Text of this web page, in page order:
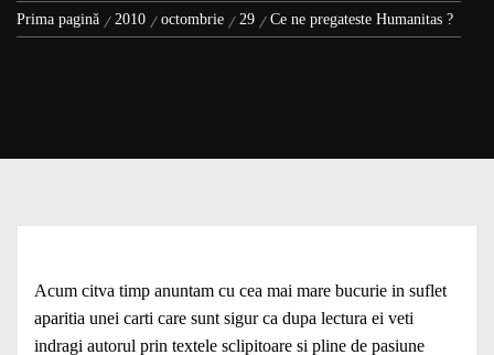
Prima pagină 2010 octombrie 29 Ce ne pregateste Humanitas ?
Acum citva timp anuntam cu cea mai mare bucurie in suflet
aparitia unei carti care sunt sigur ca dupa lectura ei veti
indragi autorul prin textele sclipitoare si pline de pasiune